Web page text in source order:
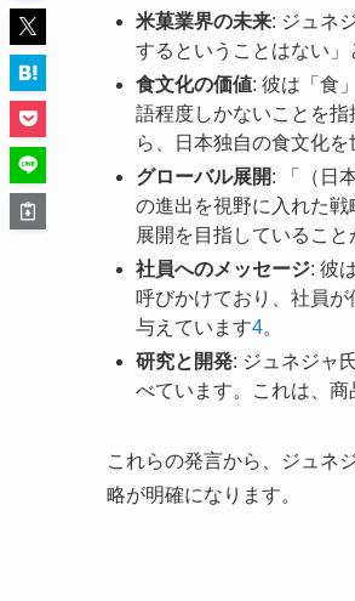
米菓業界の未来: ジュネ
するということはない
食文化の価値: 彼は「食
語程度しかないことを
ら、日本独自の食文化
グローバル展開: 「（日
の進出を視野に入れた
展開を目指していること
社員へのメッセージ: 彼
呼びかけており、社員
与えています4。
研究と開発: ジュネジャ
べています。これは、
これらの発言から、ジュネ
略が明確になります。